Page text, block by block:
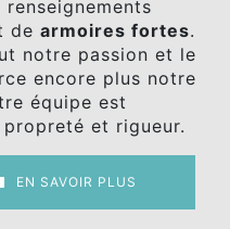
de armoires fortes.
notre passion et le
encore plus notre
équipe est
et rigueur.
EN SAVOIR PLUS